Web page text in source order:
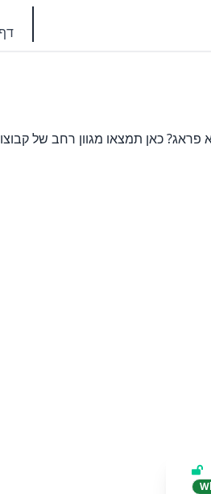
כאן תמצאו מגוון רחב של